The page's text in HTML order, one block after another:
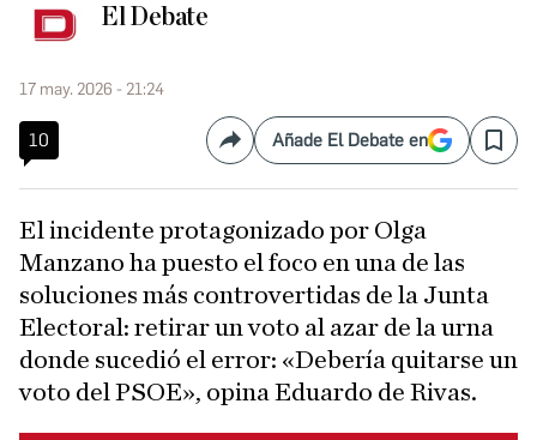
El Debate
17 may. 2026 - 21:24
10 CompartirAñade El Debate en Save
El incidente protagonizado por Olga
Manzano ha puesto el foco en una de las
soluciones más controvertidas de la Junta
Electoral: retirar un voto al azar de la urna
donde sucedió el error: «Debería quitarse un
voto del PSOE», opina Eduardo de Rivas.